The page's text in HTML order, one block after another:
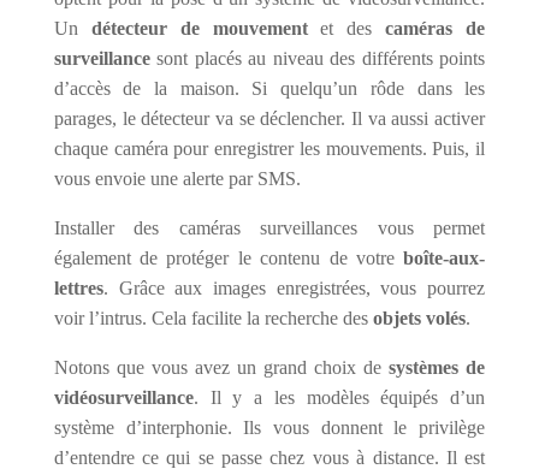
Un détecteur de mouvementet descaméras de
surveillancesont placés au niveau des différents points
d’accès de la maison. Si quelqu’un rôde dans les
parages, le détecteur va se déclencher. Il va aussi activer
chaque caméra pour enregistrer les mouvements. Puis, il
vous envoie une alerte par SMS.
Installer des caméras surveillances vous permet
également de protéger le contenu de votreboîte-aux-
lettres. Grâce aux images enregistrées, vous pourrez
voir l’intrus. Cela facilite la recherche des objets volés.
Notons que vous avez un grand choix desystèmes de
vidéosurveillance. Il y a les modèles équipés d’un
système d’interphonie. Ils vous donnent le privilège
d’entendre ce qui se passe chez vous à distance. Il est